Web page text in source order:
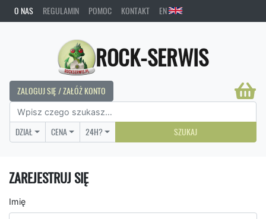
O NAS REGULAMIN POMOC KONTAKT EN
ROCK-SERWIS
ZALOGUJ SIĘ / ZAŁÓŻ KONTO
DZIAŁ CENA 24H? SZUKAJ
ZAREJESTRUJ SIĘ
Imię